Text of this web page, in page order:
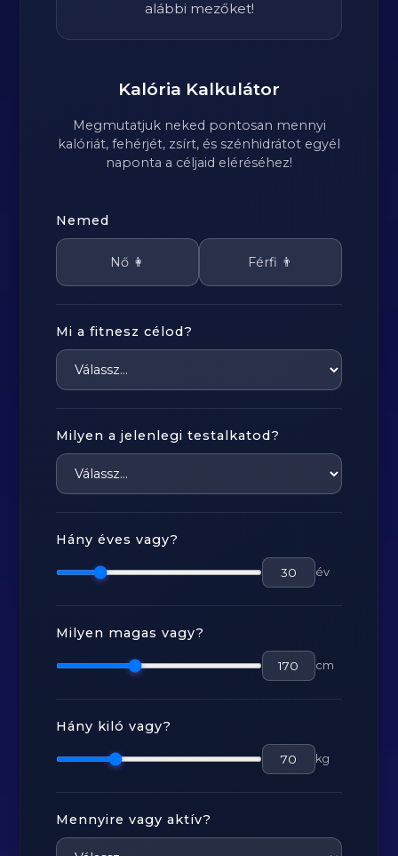
alábbi mezőket!
Kalória Kalkulátor
Megmutatjuk neked pontosan mennyi
kalóriát, fehérjét, zsírt, és szénhidrátot egyél
naponta a céljaid eléréséhez!
Nemed
Nő 👩 Férfi 👨
Mi a fitnesz célod?
Milyen a jelenlegi testalkatod?
Hány éves vagy?
év
Milyen magas vagy?
cm
Hány kiló vagy?
kg
Mennyire vagy aktív?